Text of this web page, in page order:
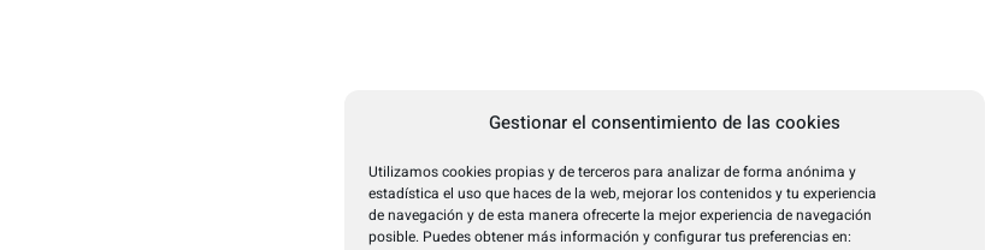
Gestionar el consentimiento de las cookies
Utilizamos cookies propias y de terceros para analizar de forma anónima y
estadística el uso que haces de la web, mejorar los contenidos y tu experiencia
de navegación y de esta manera ofrecerte la mejor experiencia de navegación
posible. Puedes obtener más información y configurar tus preferencias en: